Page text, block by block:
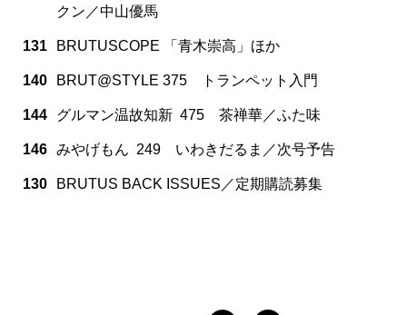
クン／中山優馬
131 BRUTUSCOPE 「青木崇高」ほか
140 BRUT@STYLE 375 トランペット入門
144 グルマン温故知新 475 茶禅華／ふた味
146 みやげもん 249 いわきだるま／次号予告
130 BRUTUS BACK ISSUES／定期購読募集